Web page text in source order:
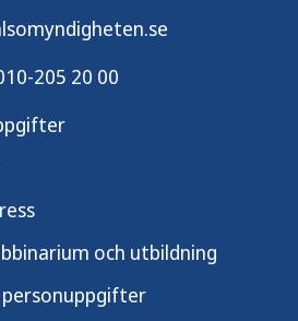
205 20 00
och utbildning
personuppgifter